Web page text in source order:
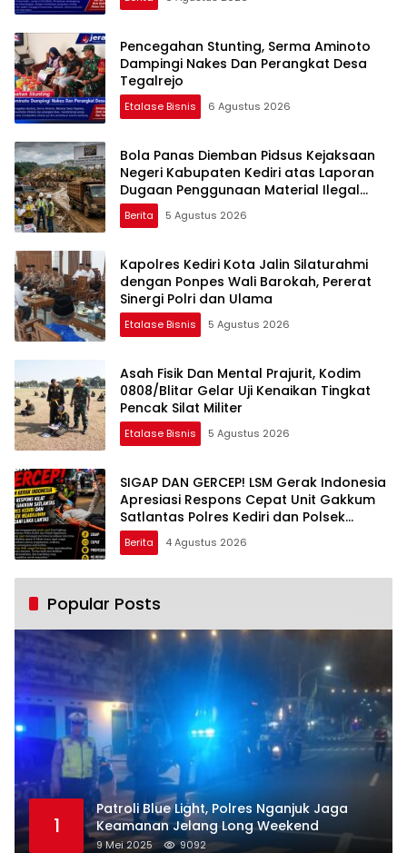
Pencegahan Stunting, Serma Aminoto
Dampingi Nakes Dan Perangkat Desa
Tegalrejo
Etalase Bisnis 6 Agustus 2026
Bola Panas Diemban Pidsus Kejaksaan
Negeri Kabupaten Kediri atas Laporan
Dugaan Penggunaan Material Ilegal
Proyek Tol Kediri Oleh PT. HASTARI JAYA
SENTOSA
Berita 5 Agustus 2026
Kapolres Kediri Kota Jalin Silaturahmi
dengan Ponpes Wali Barokah, Pererat
Sinergi Polri dan Ulama
Etalase Bisnis 5 Agustus 2026
Asah Fisik Dan Mental Prajurit, Kodim
0808/Blitar Gelar Uji Kenaikan Tingkat
Pencak Silat Militer
Etalase Bisnis 5 Agustus 2026
SIGAP DAN GERCEP! LSM Gerak Indonesia
Apresiasi Respons Cepat Unit Gakkum
Satlantas Polres Kediri dan Polsek
Ngadiluwih dalam Penanganan
Kecelakaan Lalu Lintas
Berita 4 Agustus 2026
Popular Posts
1
Patroli Blue Light, Polres Nganjuk Jaga
Keamanan Jelang Long Weekend
9 Mei 2025 9092